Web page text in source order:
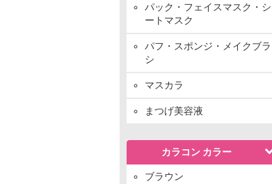
パック・フェイスマスク・シ
ートマスク
パフ・スポンジ・メイクブラ
シ
マスカラ
まつげ美容液
カラコン カラー
ブラウン